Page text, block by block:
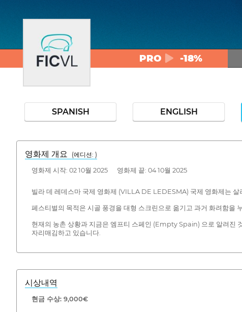
PRO -18%
SPANISH ENGLISH
영화제 개요 (에디션: )
영화제 시작: 02 10월 2025 영화제 끝: 04 10월 2025
빌라 데 레데스마 국제 영화제 (VILLA DE LEDESMA) 국제 영화제는
페스티벌의 목적은 시골 풍경을 대형 스크린으로 옮기고 과거 화려함을
현재의 농촌 상황과 지금은 엠프티 스페인 (Empty Spain) 으로 알려진
자리매김하고 있습니다.
시상내역
현금 수상: 9,000€